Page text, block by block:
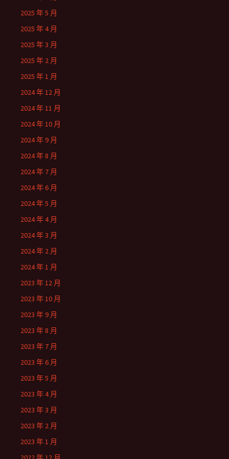
2025 年 5 月
2025 年 4 月
2025 年 3 月
2025 年 2 月
2025 年 1 月
2024 年 12 月
2024 年 11 月
2024 年 10 月
2024 年 9 月
2024 年 8 月
2024 年 7 月
2024 年 6 月
2024 年 5 月
2024 年 4 月
2024 年 3 月
2024 年 2 月
2024 年 1 月
2023 年 12 月
2023 年 10 月
2023 年 9 月
2023 年 8 月
2023 年 7 月
2023 年 6 月
2023 年 5 月
2023 年 4 月
2023 年 3 月
2023 年 2 月
2023 年 1 月